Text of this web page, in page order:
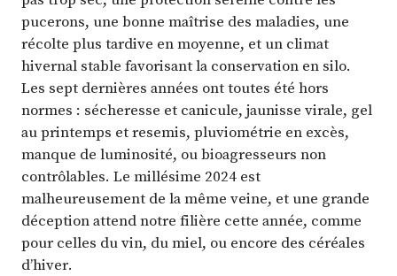
pucerons, une bonne maîtrise des maladies, une
récolte plus tardive en moyenne, et un climat
hivernal stable favorisant la conservation en silo.
Les sept dernières années ont toutes été hors
normes : sécheresse et canicule, jaunisse virale, gel
au printemps et resemis, pluviométrie en excès,
manque de luminosité, ou bioagresseurs non
contrôlables. Le millésime 2024 est
malheureusement de la même veine, et une grande
déception attend notre filière cette année, comme
pour celles du vin, du miel, ou encore des céréales
d’hiver.